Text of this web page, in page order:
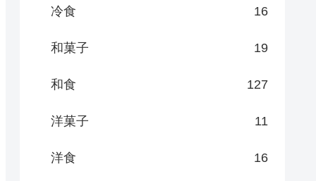
冷食 16
和菓子 19
和食 127
洋菓子 11
洋食 16